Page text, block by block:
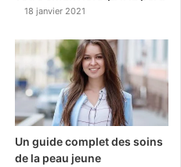
18 janvier 2021
Un guide complet des soins
de la peau jeune